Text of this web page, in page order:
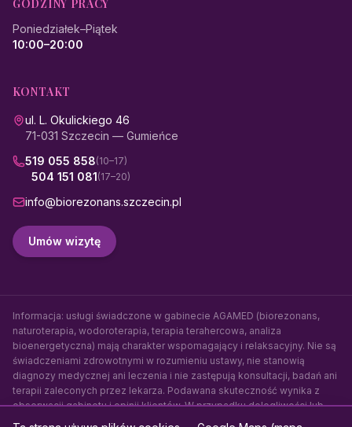
GODZINY PRACY
Poniedziałek–Piątek
10:00–20:00
KONTAKT
ul. L. Okulickiego 46
71-031 Szczecin — Gumieńce
519 055 858(10–17)
504 151 081(17–20)
info@biorezonans.szczecin.pl
Umów wizytę
Informacja: usługi świadczone w gabinecie AGAMED (biorezonans,
naturoterapia, wodoroterapia, terapia terahercowa, analiza
bioenergetyczna) mają charakter wspomagający i relaksacyjny. Nie są
świadczeniami zdrowotnymi w rozumieniu ustawy, nie stanowią
diagnozy medycznej ani leczenia i nie zastępują konsultacji, badań ani
terapii zaleconych przez lekarza. Podawana skuteczność wynika z
obserwacji gabinetu i opinii klientów. W przypadku dolegliwości lub
choroby skonsultuj się z lekarzem.